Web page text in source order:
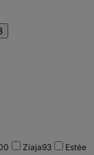
Ziaja93
Estée